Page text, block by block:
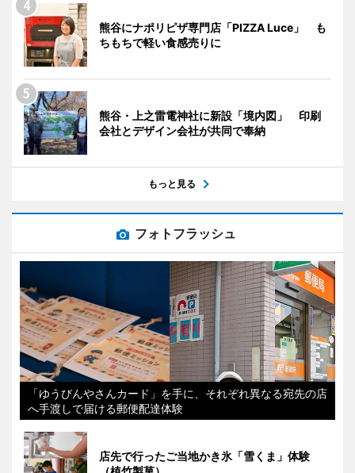
熊谷にナポリピザ専門店「PIZZA Luce」 も
ちもちで軽い食感売りに
熊谷・上之雷電神社に新設「境内図」 印刷
会社とデザイン会社が共同で奉納
もっと見る
フォトフラッシュ
「ゆうびんやさんカード」を手に、それぞれ異なる宛先の店
へ手渡しで届ける郵便配達体験
店先で行ったご当地かき氷「雪くま」体験